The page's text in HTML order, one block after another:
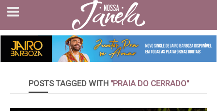
POSTS TAGGED WITH "PRAIA DO CERRADO"